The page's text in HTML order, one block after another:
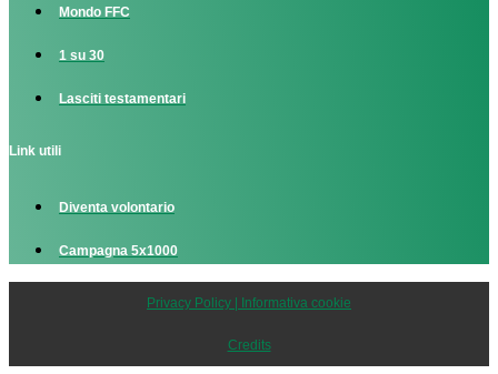
Mondo FFC
1 su 30
Lasciti testamentari
Link utili
Diventa volontario
Campagna 5x1000
Privacy Policy | Informativa cookie
Credits